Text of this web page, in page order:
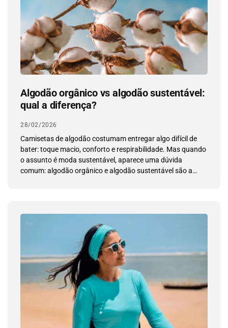
Algodão orgânico vs algodão sustentável:
qual a diferença?
28/02/2026
Camisetas de algodão costumam entregar algo difícil de
bater: toque macio, conforto e respirabilidade. Mas quando
o assunto é moda sustentável, aparece uma dúvida
comum: algodão orgânico e algodão sustentável são a